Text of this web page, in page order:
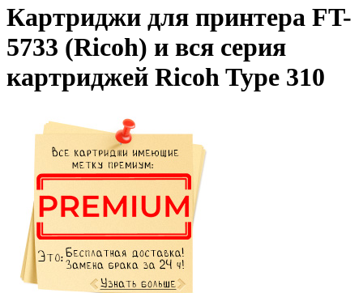
Картриджи для принтера FT-
5733 (Ricoh) и вся серия
картриджей Ricoh Type 310